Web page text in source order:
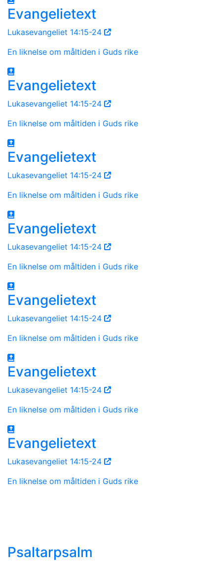
Evangelietext
Lukasevangeliet 14:15-24
En liknelse om måltiden i Guds rike
Evangelietext
Lukasevangeliet 14:15-24
En liknelse om måltiden i Guds rike
Evangelietext
Lukasevangeliet 14:15-24
En liknelse om måltiden i Guds rike
Evangelietext
Lukasevangeliet 14:15-24
En liknelse om måltiden i Guds rike
Evangelietext
Lukasevangeliet 14:15-24
En liknelse om måltiden i Guds rike
Evangelietext
Lukasevangeliet 14:15-24
En liknelse om måltiden i Guds rike
Evangelietext
Lukasevangeliet 14:15-24
En liknelse om måltiden i Guds rike
Psaltarpsalm